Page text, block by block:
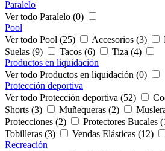
Paralelo
Ver todo Paralelo (0)
Pool
Ver todo Pool (25)
Accesorios (3)
Suelas (9)
Tacos (6)
Tiza (4)
Productos en liquidación
Ver todo Productos en liquidación (0)
Protección deportiva
Ver todo Protección deportiva (52)
Shorts (3)
Muñequeras (2)
Protecciones (2)
Protectores Bucales
Tobilleras (3)
Vendas Elásticas (12)
Recreación